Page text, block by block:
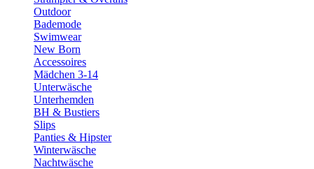
Outdoor
Bademode
Swimwear
New Born
Accessoires
Mädchen 3-14
Unterwäsche
Unterhemden
BH & Bustiers
Slips
Panties & Hipster
Winterwäsche
Nachtwäsche